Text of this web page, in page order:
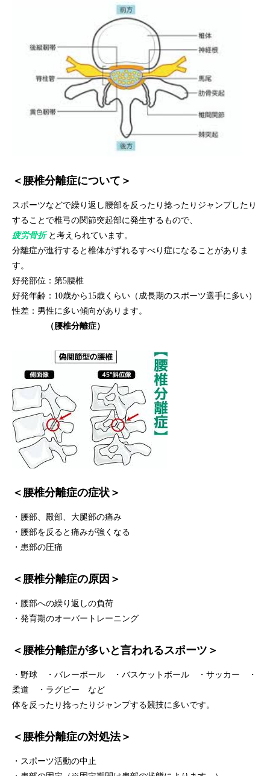
＜腰椎分離症について＞
スポーツなどで繰り返し腰部を反ったり捻ったりジャンプしたり
することで椎弓の関節突起部に発生するもので、
疲労骨折と考えられています。
分離症が進行すると椎体がずれるすべり症になることがありま
す。
好発部位：第5腰椎
好発年齢：10歳から15歳くらい（成長期のスポーツ選手に多い）
性差：男性に多い傾向があります。
（腰椎分離症）
＜腰椎分離症の症状＞
・腰部、殿部、大腿部の痛み
・腰部を反ると痛みが強くなる
・患部の圧痛
＜腰椎分離症の原因＞
・腰部への繰り返しの負荷
・発育期のオーバートレーニング
＜腰椎分離症が多いと言われるスポーツ＞
・野球 ・バレーボール ・バスケットボール ・サッカー ・
柔道 ・ラグビー など
体を反ったり捻ったりジャンプする競技に多いです。
＜腰椎分離症の対処法＞
・スポーツ活動の中止